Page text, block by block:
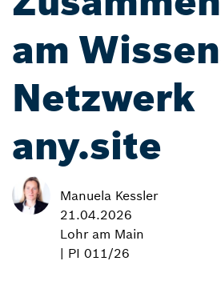
am
Netzwerk
any.site
Manuela Kessler
21.04.2026
Lohr am Main
| PI 011/26